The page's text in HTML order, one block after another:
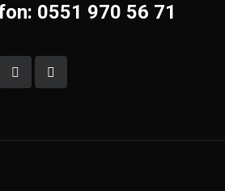
0551 970 56 71